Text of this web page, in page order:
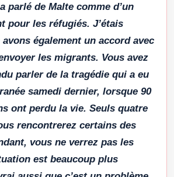
parlé de Malte comme d’un
pour les réfugiés. J’étais
également un accord avec
les migrants. Vous avez
parler de la tragédie qui a eu
samedi dernier, lorsque 90
ont perdu la vie. Seuls quatre
rencontrerez certains des
vous ne verrez pas les
est beaucoup plus